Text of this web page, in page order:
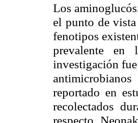
Los
el punto de
fenotipos
prevalente
investigación
reportado en
recolectados
respecto,